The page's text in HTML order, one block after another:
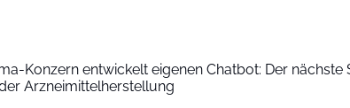
Konzern entwickelt eigenen Chatbot: Der nächste
Arzneimittelherstellung